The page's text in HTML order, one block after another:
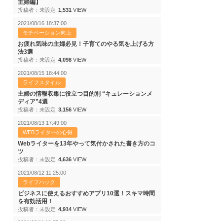
主婦編】
投稿者：未設定 1,531 VIEW
2021/08/16 18:37:00
モチベーション向上
お疲れ気味の主婦必見！子育てのやる気を上げる方
法3選
投稿者：未設定 4,098 VIEW
2021/08/15 18:44:00
ライフスタイル
主婦の情報収集に役立つ目的別 “キュレーションメ
ディア”4選
投稿者：未設定 3,156 VIEW
2021/08/13 17:49:00
WEBライターの心得
Webライターを13年やって気付かされた書き方のコ
ツ
投稿者：未設定 4,636 VIEW
2021/08/12 11:25:00
ライフハック
ビジネスに使えるおすすめアプリ10選！スキマ時間
を有効活用！
投稿者：未設定 4,914 VIEW